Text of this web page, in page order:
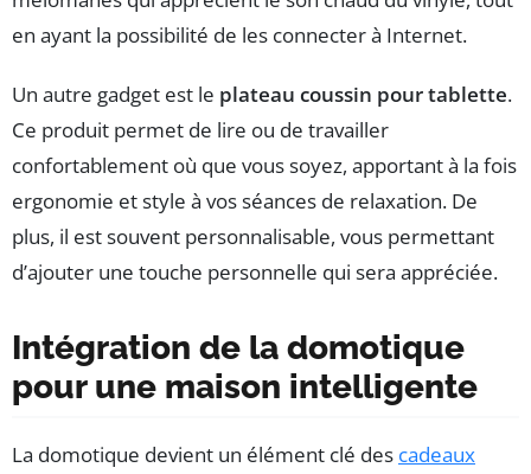
en ayant la possibilité de les connecter à Internet.
Un autre gadget est le plateau coussin pour tablette.
Ce produit permet de lire ou de travailler
confortablement où que vous soyez, apportant à la fois
ergonomie et style à vos séances de relaxation. De
plus, il est souvent personnalisable, vous permettant
d’ajouter une touche personnelle qui sera appréciée.
Intégration de la domotique
pour une maison intelligente
La domotique devient un élément clé des cadeaux